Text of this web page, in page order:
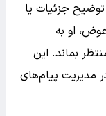
توضیح جزئیات یا
او به
بماند. این
مدیریت پیام‌های